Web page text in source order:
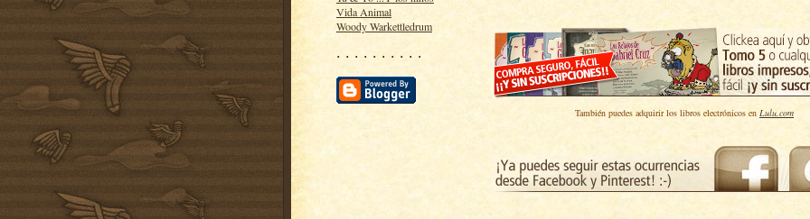
Vida Animal
Woody Warkettledrum
· · · · · · · · · ·
También puedes adquirir los libros electrónicos en Lulu.com